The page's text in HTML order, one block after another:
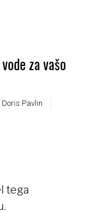
za vašo
Doris Pavlin
tega